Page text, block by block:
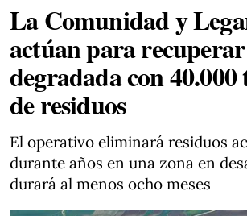
La Comunidad y
actúan para
degradada con 40.000
de residuos
El operativo eliminará residuos
durante años en una zona en
durará al menos ocho meses